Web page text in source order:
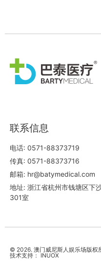
联系信息
电话: 0571-88373719
传真: 0571-88373716
邮箱: hr@batymedical.com
地址: 浙江省杭州市钱塘区下
301室
© 2026. 澳门威尼斯人娱乐场版权
技术支持： INUOX